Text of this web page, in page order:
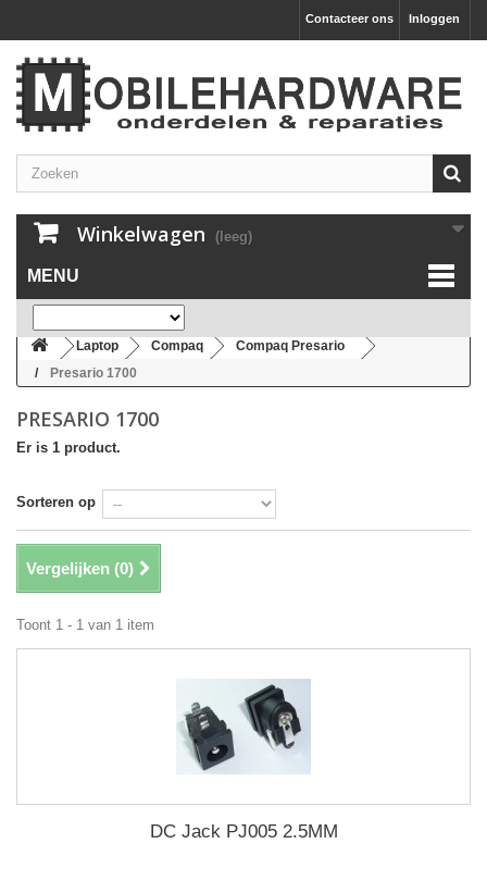
Inloggen
Contacteer ons
Winkelwagen (leeg)
MENU
Laptop Compaq
Compaq Presario
Presario 1700
PRESARIO 1700
Er is 1 product.
Sorteren op
Vergelijken (0)
Toont 1 - 1 van 1 item
DC Jack PJ005 2.5MM